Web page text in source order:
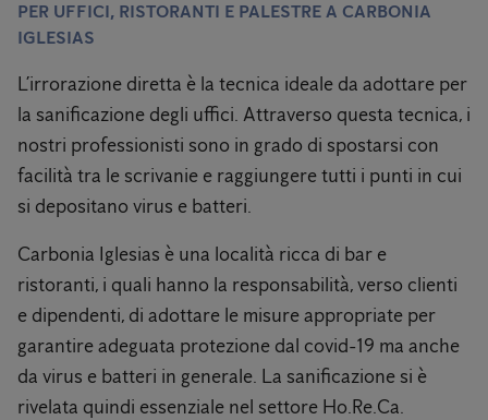
PER UFFICI, RISTORANTI E PALESTRE A CARBONIA
IGLESIAS
L’irrorazione diretta è la tecnica ideale da adottare per
la sanificazione degli uffici. Attraverso questa tecnica, i
nostri professionisti sono in grado di spostarsi con
facilità tra le scrivanie e raggiungere tutti i punti in cui
si depositano virus e batteri.
Carbonia Iglesias è una località ricca di bar e
ristoranti, i quali hanno la responsabilità, verso clienti
e dipendenti, di adottare le misure appropriate per
garantire adeguata protezione dal covid-19 ma anche
da virus e batteri in generale. La sanificazione si è
rivelata quindi essenziale nel settore Ho.Re.Ca.